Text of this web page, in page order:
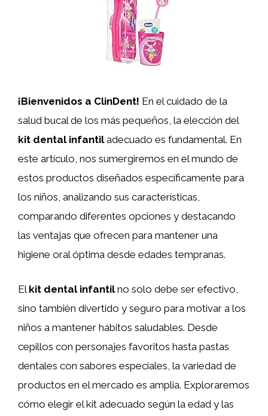
¡Bienvenidos a ClinDent! En el cuidado de la
salud bucal de los más pequeños, la elección del
kit dental infantiladecuado es fundamental. En
este artículo, nos sumergiremos en el mundo de
estos productos diseñados específicamente para
los niños, analizando sus características,
comparando diferentes opciones y destacando
las ventajas que ofrecen para mantener una
higiene oral óptima desde edades tempranas.
El kit dental infantilno solo debe ser efectivo,
sino también divertido y seguro para motivar a los
niños a mantener hábitos saludables. Desde
cepillos con personajes favoritos hasta pastas
dentales con sabores especiales, la variedad de
productos en el mercado es amplia. Exploraremos
cómo elegir el kit adecuado según la edad y las